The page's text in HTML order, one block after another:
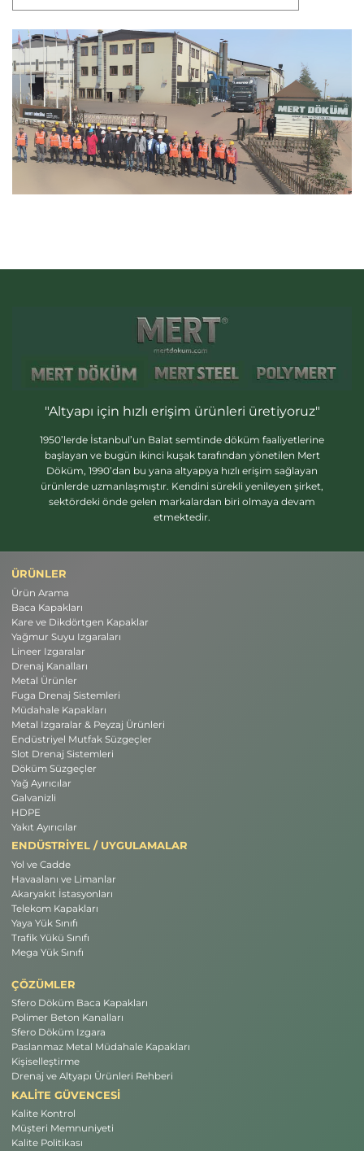
"Altyapı için hızlı erişim ürünleri üretiyoruz"
1950’lerde İstanbul’un Balat semtinde döküm faaliyetlerine
başlayan ve bugün ikinci kuşak tarafından yönetilen Mert
Döküm, 1990’dan bu yana altyapıya hızlı erişim sağlayan
ürünlerde uzmanlaşmıştır. Kendini sürekli yenileyen şirket,
sektördeki önde gelen markalardan biri olmaya devam
etmektedir.
ÜRÜNLER
Ürün Arama
Baca Kapakları
Kare ve Dikdörtgen Kapaklar
Yağmur Suyu Izgaraları
Lineer Izgaralar
Drenaj Kanalları
Metal Ürünler
Fuga Drenaj Sistemleri
Müdahale Kapakları
Metal Izgaralar & Peyzaj Ürünleri
Endüstriyel Mutfak Süzgeçler
Slot Drenaj Sistemleri
Döküm Süzgeçler
Yağ Ayırıcılar
Galvanizli
HDPE
Yakıt Ayırıcılar
ENDÜSTRİYEL / UYGULAMALAR
Yol ve Cadde
Havaalanı ve Limanlar
Akaryakıt İstasyonları
Telekom Kapakları
Yaya Yük Sınıfı
Trafik Yükü Sınıfı
Mega Yük Sınıfı
ÇÖZÜMLER
Sfero Döküm Baca Kapakları
Polimer Beton Kanalları
Sfero Döküm Izgara
Paslanmaz Metal Müdahale Kapakları
Kişiselleştirme
Drenaj ve Altyapı Ürünleri Rehberi
KALİTE GÜVENCESİ
Kalite Kontrol
Müşteri Memnuniyeti
Kalite Politikası